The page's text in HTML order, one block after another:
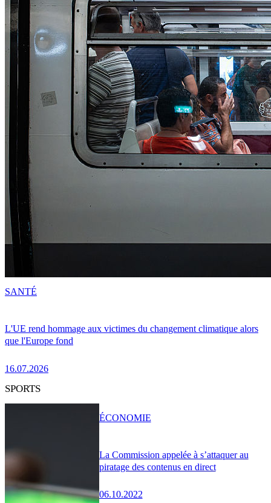
L'UE rend hommage aux victimes du changement climatique alors
que l'Europe fond
16.07.2026
SANTÉ
SPORTS
La Commission appelée à s’attaquer au
piratage des contenus en direct
06.10.2022
ÉCONOMIE